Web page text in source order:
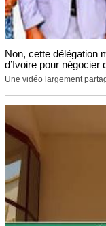
Non, cette délégation
d’Ivoire pour négocier
Une vidéo largement